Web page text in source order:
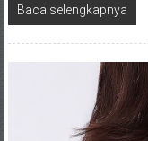
Baca selengkapnya